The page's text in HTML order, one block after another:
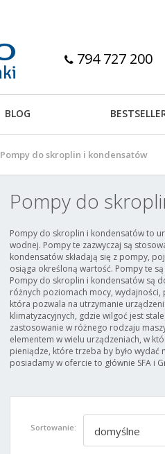
794 727 200
BLOG
Pompy do skroplin i kondensatów
Pompy do
Pompy do skroplin i kondensatów to
wodnej. Pompy te zazwyczaj są
kondensatów składają się z pompy,
osiąga określoną wartość. Pompy te
Pompy do skroplin i kondensatów są
różnych poziomach mocy,
która pozwala na utrzymanie
klimatyzacyjnych, gdzie wilgoć jest
zastosowanie w różnego rodzaju
elementem w wielu urządzeniach, w
pieniądze, które trzeba by było
posiadamy w ofercie to głównie SFA i
Sortowanie: domyślne